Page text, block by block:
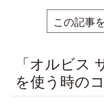
この記事
「オルビス
を使う時の